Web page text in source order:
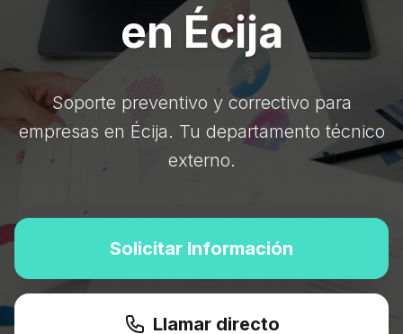
en Écija
Soporte preventivo y correctivo para
empresas en Écija. Tu departamento técnico
externo.
Solicitar Información
Llamar directo